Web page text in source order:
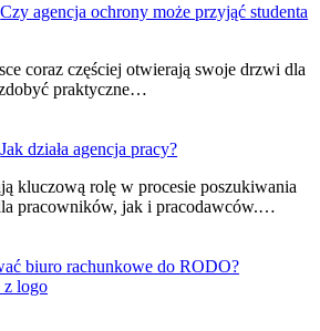
Czy agencja ochrony może przyjąć studenta
coraz częściej otwierają swoje drzwi dla
praktyczne…
Jak działa agencja pracy?
kluczową rolę w procesie poszukiwania
pracowników, jak i pracodawców.…
biuro rachunkowe do RODO?
z logo